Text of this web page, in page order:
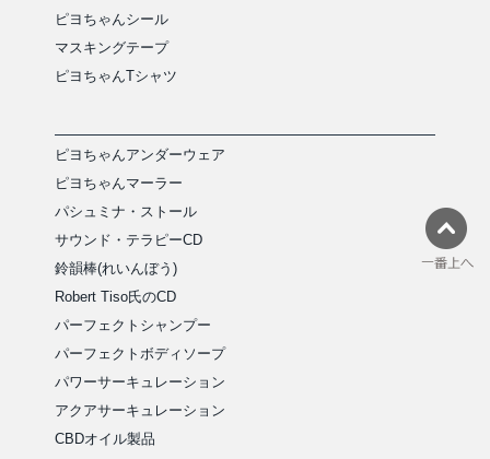
ピヨちゃんシール
マスキングテープ
ピヨちゃんTシャツ
ピヨちゃんアンダーウェア
ピヨちゃんマーラー
パシュミナ・ストール
サウンド・テラピーCD
鈴韻棒(れいんぼう)
Robert Tiso氏のCD
パーフェクトシャンプー
パーフェクトボディソープ
パワーサーキュレーション
アクアサーキュレーション
CBDオイル製品